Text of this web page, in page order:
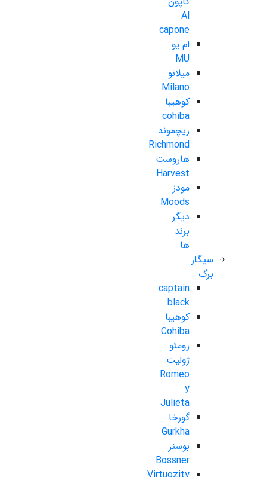
Al
capone
ام.یو
MU
میلانو
Milano
کوهیبا
cohiba
ریچموند
Richmond
هاروست
Harvest
مودز
Moods
دیگر
برند
ها
سیگار
برگ
captain
black
کوهیبا
Cohiba
رومئو
ژولیت
Romeo
y
Julieta
گورخا
Gurkha
بوسنر
Bossner